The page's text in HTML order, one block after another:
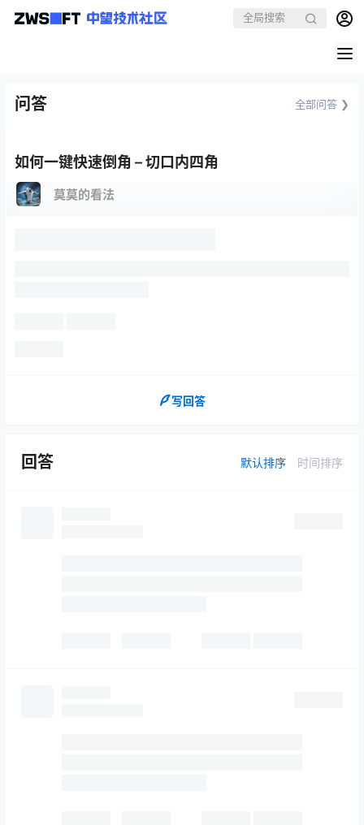
问答 全部问答 ❯
如何一键快速倒角 – 切口内四角
莫莫的看法
写回答
回答 默认排序 时间排序